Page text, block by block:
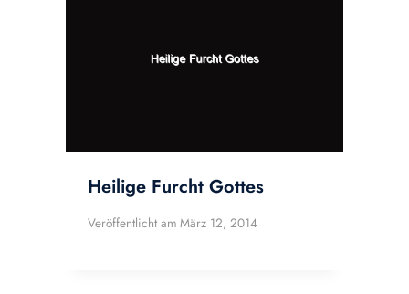
Heilige Furcht Gottes
Veröffentlicht am März 12, 2014